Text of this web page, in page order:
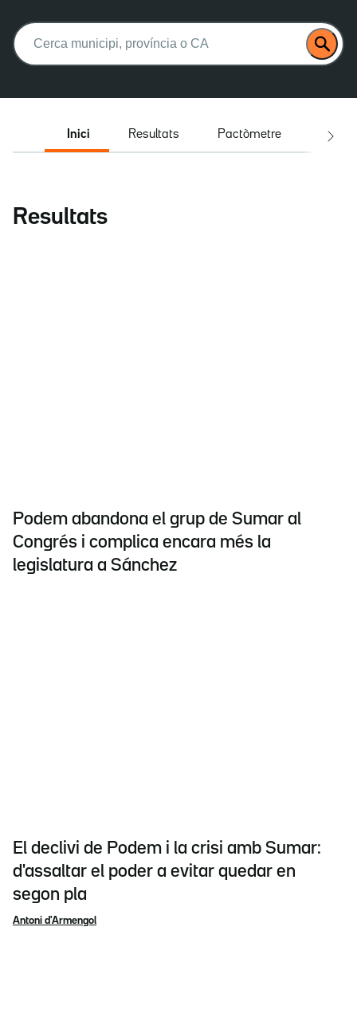
Buscar:
Inici Resultats Pactòmetre
Resultats
Podem abandona el grup de Sumar al
Congrés i complica encara més la
legislatura a Sánchez
El declivi de Podem i la crisi amb Sumar:
d'assaltar el poder a evitar quedar en
segon pla
Antoni d'Armengol